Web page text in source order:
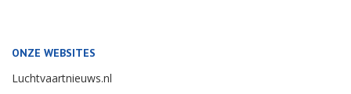
ONZE WEBSITES
Luchtvaartnieuws.nl